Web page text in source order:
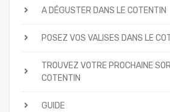
A DÉGUSTER DANS LE COTENTIN
POSEZ VOS VALISES DANS LE
TROUVEZ VOTRE PROCHAINE
COTENTIN
GUIDE